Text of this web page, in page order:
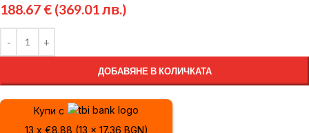
188.67 € (369.01 лв.)
ДОБАВЯНЕ В КОЛИЧКАТА
Купи с
13 x €8.88 (13 x 17.36 BGN)